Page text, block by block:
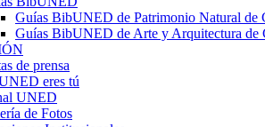
Guías BibUNED de Patrimonio Natural de
Guías BibUNED de Arte y Arquitectura de
de prensa
eres tú
UNED
de Fotos